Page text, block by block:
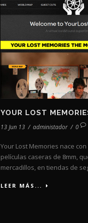
YOUR LOST
13 Jun 13 / administador / 0
Your Lost Memories nace
películas caseras de 8mm,
mercadillos, en tiendas de
LEER MÁS...